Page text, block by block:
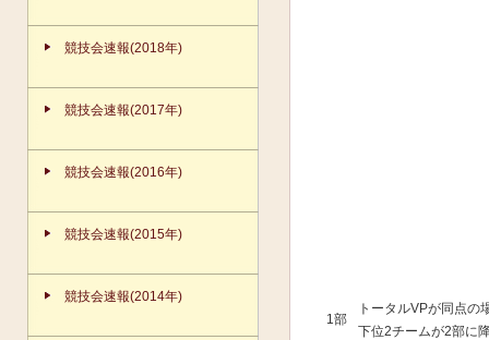
競技会速報(2018年)
競技会速報(2017年)
競技会速報(2016年)
競技会速報(2015年)
競技会速報(2014年)
1部
トータルVPが同点の
下位2チームが2部に